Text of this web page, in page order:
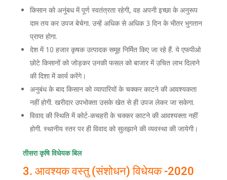
किसान को अनुंबध में पूर्ण स्वतंत्रता रहेगी, वह अपनी इच्छा के अनुरूप
दाम तय कर उपज बेचेगा. उन्हें अधिक से अधिक 3 दिन के भीतर भुगतान
प्राप्त होगा.
देश में 10 हजार कृषक उत्पादक समूह निर्मित किए जा रहे हैं. ये एफपीओ
छोटे किसानों को जोड़कर उनकी फसल को बाजार में उचित लाभ दिलाने
की दिशा में कार्य करेंगे।
अनुबंध के बाद किसान को व्यापारियों के चक्कर काटने की आवश्यकता
नहीं होगी. खरीदार उपभोक्ता उसके खेत से ही उपज लेकर जा सकेगा.
विवाद की स्थिति में कोर्ट-कचहरी के चक्कर काटने की आवश्यक्ता नहीं
होगी. स्थानीय स्तर पर ही विवाद को सुलझाने की व्यवस्था की जायेगी।
तीसरा कृषि विधेयक बिल
3. आवश्यक वस्तु (संशोधन) विधेयक -2020